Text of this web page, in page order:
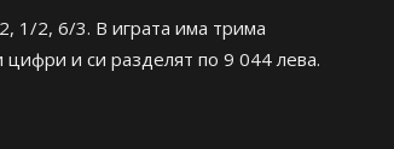
1/2, 6/3. В играта има трима
и си разделят по 9 044 лева.